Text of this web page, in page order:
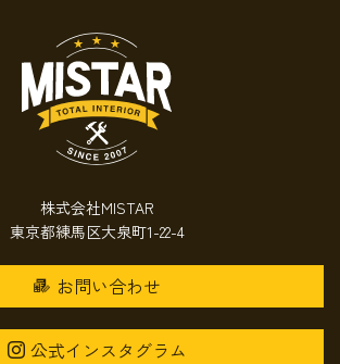
株式会社MISTAR
東京都練馬区大泉町1-22-4
お問い合わせ
公式インスタグラム